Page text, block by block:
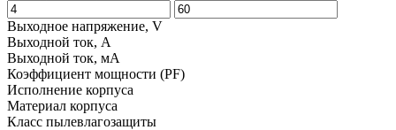
Выходное напряжение, V
Выходной ток, A
Выходной ток, мA
Коэффициент мощности (PF)
Исполнение корпуса
Материал корпуса
Класс пылевлагозащиты